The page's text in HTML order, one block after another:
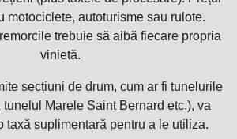
motociclete, autoturisme sau rulote.
trebuie să aibă fiecare propria
vinietă.
secțiuni de drum, cum ar fi tunelurile
tunelul Marele Saint Bernard etc.), va
taxă suplimentară pentru a le utiliza.